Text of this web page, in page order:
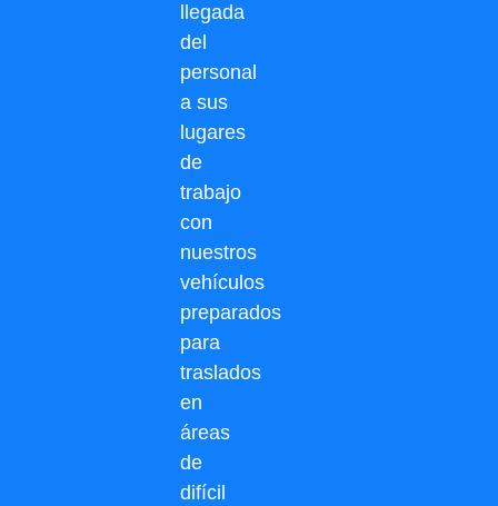
llegada
del
personal
a sus
lugares
de
trabajo
con
nuestros
vehículos
preparados
para
traslados
en
áreas
de
difícil